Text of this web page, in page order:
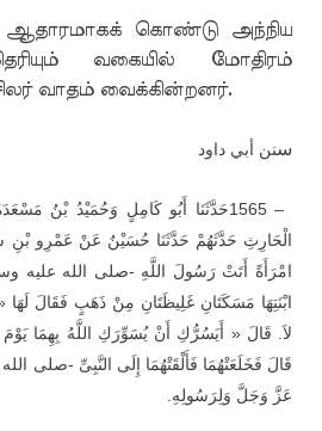
கொண்டு அந்நிய
வகையில் மோதிரம்
வாதம் வைக்கின்றனர்.
سنن أبي داود
1565 –حَدَّثَنَا أَبُو كَامِلٍ وَحُمَيْدُ بْنُ
الْحَارِثِ حَدَّثَهُمْ حَدَّثَنَا حُسَيْنٌ عَنْ عَمْرِو
امْرَأَةً أَتَتْ رَسُولَ اللَّهِ -صلى الله عليه
ابْنَتِهَا مَسَكَتَانِ غَلِيظَتَانِ مِنْ ذَهَبٍ فَقَالَ
لاَ. قَالَ « أَيَسُرُّكِ أَنْ يُسَوِّرَكِ اللَّهُ بِهِمَا يَوْمَ
قَالَ فَخَلَعَتْهُمَا فَأَلْقَتْهُمَا إِلَى النَّبِىِّ -صلى
عَزَّ وَجَلَّ وَلِرَسُولِهِ